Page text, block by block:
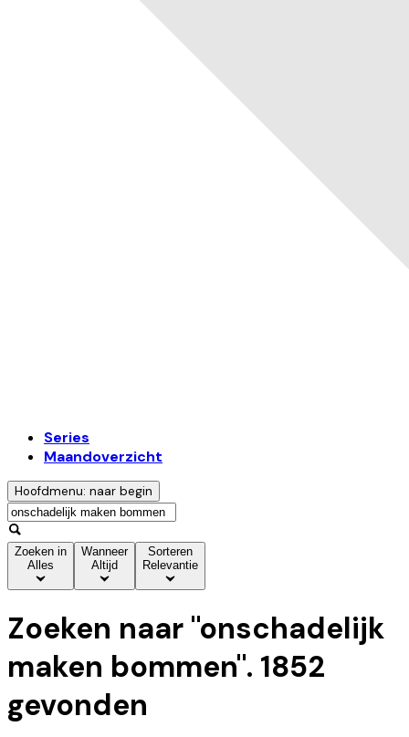
Series
Maandoverzicht
Hoofdmenu: naar begin
Zoeken in
Alles
Wanneer
Altijd
Sorteren
Relevantie
Zoeken naar "onschadelijk
maken bommen". 1852
gevonden